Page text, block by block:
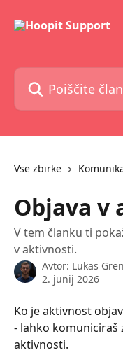
Poiščite članke ...
Vse zbirke
Objava v
V tem članku ti
v aktivnosti.
Avtor: Lukas
2. junij 2026
Ko je aktivnost
- lahko komuniciraš
aktivnosti.